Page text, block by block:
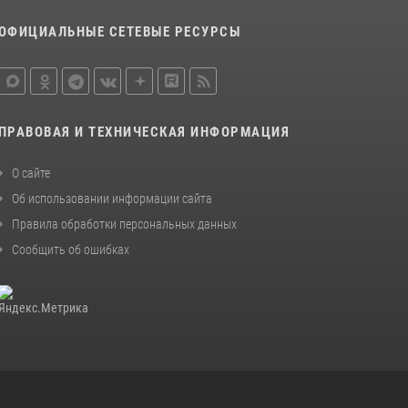
с крупной партией наркотиков
В Кабардино-Балкарии при силовой
наркотические средства
СЕТЕВЫЕ РЕСУРСЫ
ПРАВОВАЯ И ТЕХНИЧЕСКАЯ ИНФОРМАЦИЯ
О сайте
Об использовании информации сайта
Правила обработки персональных данных
Сообщить об ошибках